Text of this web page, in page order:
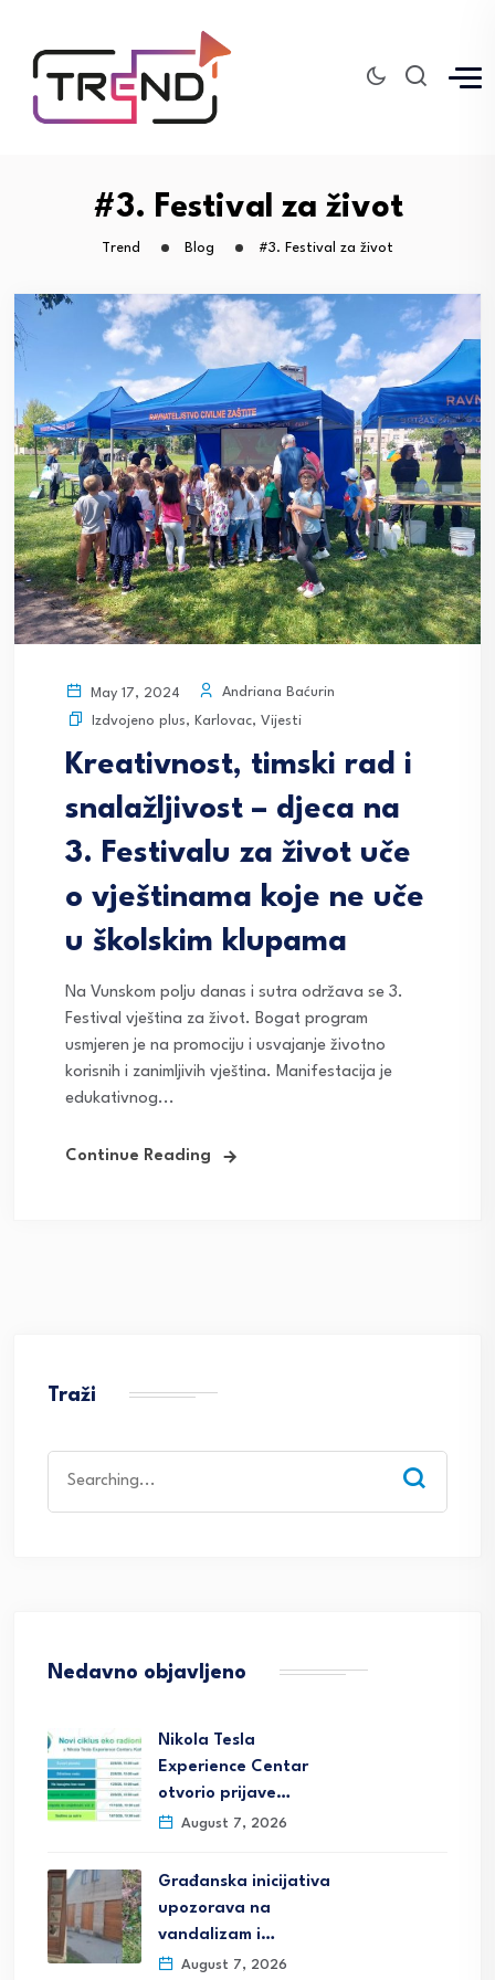
#3. Festival za život
Trend Blog #3. Festival za život
May 17, 2024
Andriana Baćurin
Izdvojeno plus, Karlovac, Vijesti
Kreativnost, timski rad i
snalažljivost – djeca na
3. Festivalu za život uče
o vještinama koje ne uče
u školskim klupama
Na Vunskom polju danas i sutra održava se 3.
Festival vještina za život. Bogat program
usmjeren je na promociju i usvajanje životno
korisnih i zanimljivih vještina. Manifestacija je
edukativnog...
Continue Reading
Traži
for:
Nedavno objavljeno
Nikola Tesla
Experience Centar
otvorio prijave…
August 7, 2026
Građanska inicijativa
upozorava na
vandalizam i…
August 7, 2026